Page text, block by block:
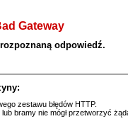
Gateway
odpowiedź.
zestawu błędów HTTP.
bramy nie mógł przetworzyć